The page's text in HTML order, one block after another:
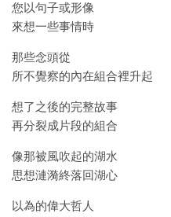
您以句子或形像
來想一些事情時
那些念頭從
所不覺察的內在組合裡升起
想了之後的完整故事
再分裂成片段的組合
像那被風吹起的湖水
思想漣漪終落回湖心
以為的偉大哲人